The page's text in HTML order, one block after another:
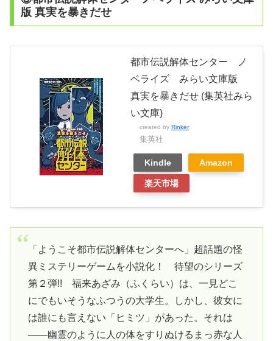
版 真実を暴きだせ
都市伝説解体センター ノ
ベライズ みらい文庫版
真実を暴きだせ (集英社みら
い文庫)
created by Rinker
集英社
Kindle Amazon
楽天市場
「ようこそ都市伝説解体センターへ」超話題の怪
異ミステリーゲームを小説化！ 待望のシリーズ
第２弾!! 福来あざみ（ふくらい）は、一見どこ
にでもいそうなふつうの大学生。しかし、彼女に
は誰にも言えない「ヒミツ」があった。それは
――幽霊のように人の体をすりぬけるまっ赤な人